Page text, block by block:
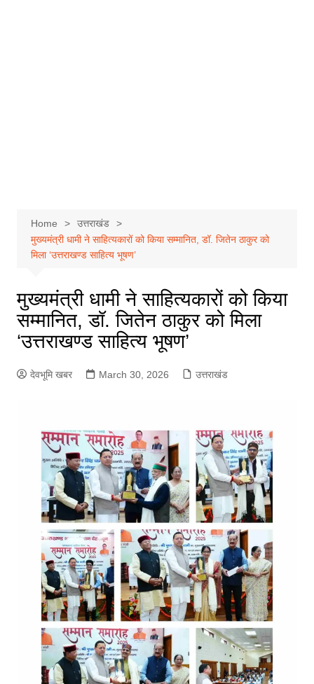
Home
उत्तराखंड
मुख्यमंत्री धामी ने साहित्यकारों को किया सम्मानित, डॉ. जितेन ठाकुर को
मिला ‘उत्तराखण्ड साहित्य भूषण’
मुख्यमंत्री धामी ने साहित्यकारों को किया
सम्मानित, डॉ. जितेन ठाकुर को मिला
‘उत्तराखण्ड साहित्य भूषण’
देवभूमि खबर March 30, 2026 उत्तराखंड